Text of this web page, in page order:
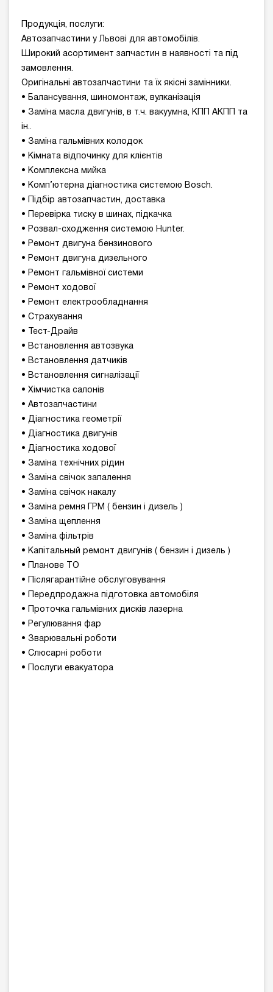
Продукція, послуги:
Автозапчастини у Львові для автомобілів.
Широкий асортимент запчастин в наявності та під
замовлення.
Оригінальні автозапчастини та їх якісні замінники.
• Балансування, шиномонтаж, вулканізація
• Заміна масла двигунів, в т.ч. вакуумна, КПП АКПП та
ін..
• Заміна гальмівних колодок
• Кімната відпочинку для клієнтів
• Комплексна мийка
• Комп’ютерна діагностика системою Bosch.
• Підбір автозапчастин, доставка
• Перевірка тиску в шинах, підкачка
• Розвал-сходження системою Hunter.
• Ремонт двигуна бензинового
• Ремонт двигуна дизельного
• Ремонт гальмівної системи
• Ремонт ходової
• Ремонт електрообладнання
• Страхування
• Тест-Драйв
• Встановлення автозвука
• Встановлення датчиків
• Встановлення сигналізації
• Хімчистка салонів
• Автозапчастини
• Діагностика геометрії
• Діагностика двигунів
• Діагностика ходової
• Заміна технічних рідин
• Заміна свічок запалення
• Заміна свічок накалу
• Заміна ремня ГРМ ( бензин і дизель )
• Заміна щеплення
• Заміна фільтрів
• Капітальный ремонт двигунів ( бензин і дизель )
• Планове ТО
• Післягарантійне обслуговування
• Передпродажна підготовка автомобіля
• Проточка гальмівних дисків лазерна
• Регулювання фар
• Зварювальні роботи
• Слюсарні роботи
• Послуги евакуатора